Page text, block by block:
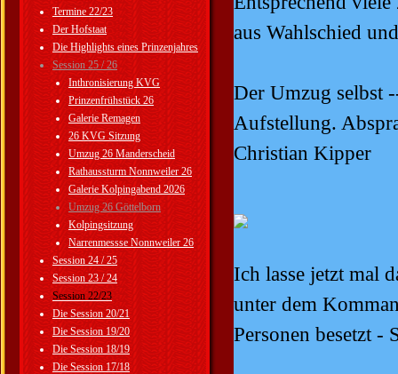
Termine 22/23
Der Hofstaat
Die Highlights eines Prinzenjahres
Session 25 / 26
Inthronisierung KVG
Prinzenfrühstück 26
Galerie Remagen
26 KVG Sitzung
Umzug 26 Manderscheid
Rathaussturm Nonnweiler 26
Galerie Kolpingabend 2026
Umzug 26 Göttelborn
Kolpingsitzung
Narrenmessse Nonnweiler 26
Session 24 / 25
Session 23 / 24
Session 22/23
Die Session 20/21
Die Session 19/20
Die Session 18/19
Die Session 17/18
aus Wahlschied
Der Umzug selbst
Aufstellung.
Christian Kipper
Ich lasse jetzt mal
unter dem
Personen besetzt